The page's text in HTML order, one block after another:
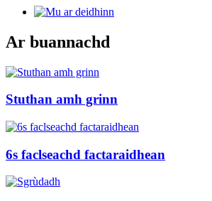
Ar buannachd
Stuthan amh grinn
6s faclseachd factaraidhean